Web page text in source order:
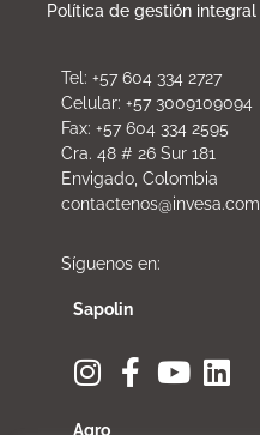
Política de gestión integral
Tel: +57 604 334 2727
Celular: +57 3009109094
Fax: +57 604 334 2595
Cra. 48 # 26 Sur 181
Envigado, Colombia
contactenos@invesa.com
Síguenos en:
Sapolin
Agro